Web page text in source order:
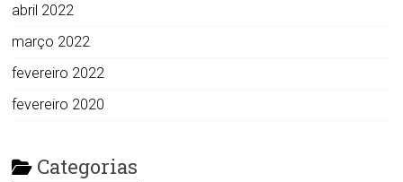
abril 2022
março 2022
fevereiro 2022
fevereiro 2020
Categorias